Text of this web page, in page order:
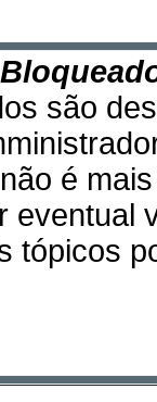
são
é
eventual
tópicos